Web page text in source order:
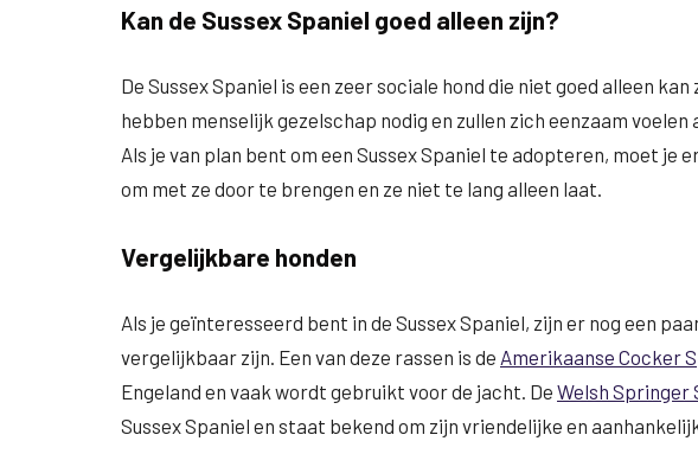
Kan de Sussex Spaniel goed alleen zijn?
De Sussex Spaniel is een zeer sociale hond die niet goed alleen
hebben menselijk gezelschap nodig en zullen zich eenzaam
Als je van plan bent om een Sussex Spaniel te adopteren, moet je
om met ze door te brengen en ze niet te lang alleen laat.
Vergelijkbare honden
Als je geïnteresseerd bent in de Sussex Spaniel, zijn er nog een
vergelijkbaar zijn. Een van deze rassen is de Amerikaanse Cocker
Engeland en vaak wordt gebruikt voor de jacht. De Welsh Springer
Sussex Spaniel en staat bekend om zijn vriendelijke en